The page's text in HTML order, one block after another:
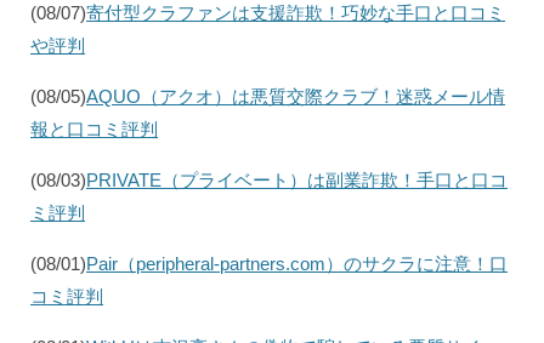
(08/07)寄付型クラファンは支援詐欺！巧妙な手口と口コミ
や評判
(08/05)AQUO（アクオ）は悪質交際クラブ！迷惑メール情
報と口コミ評判
(08/03)PRIVATE（プライベート）は副業詐欺！手口と口コ
ミ評判
(08/01)Pair（peripheral-partners.com）のサクラに注意！口
コミ評判